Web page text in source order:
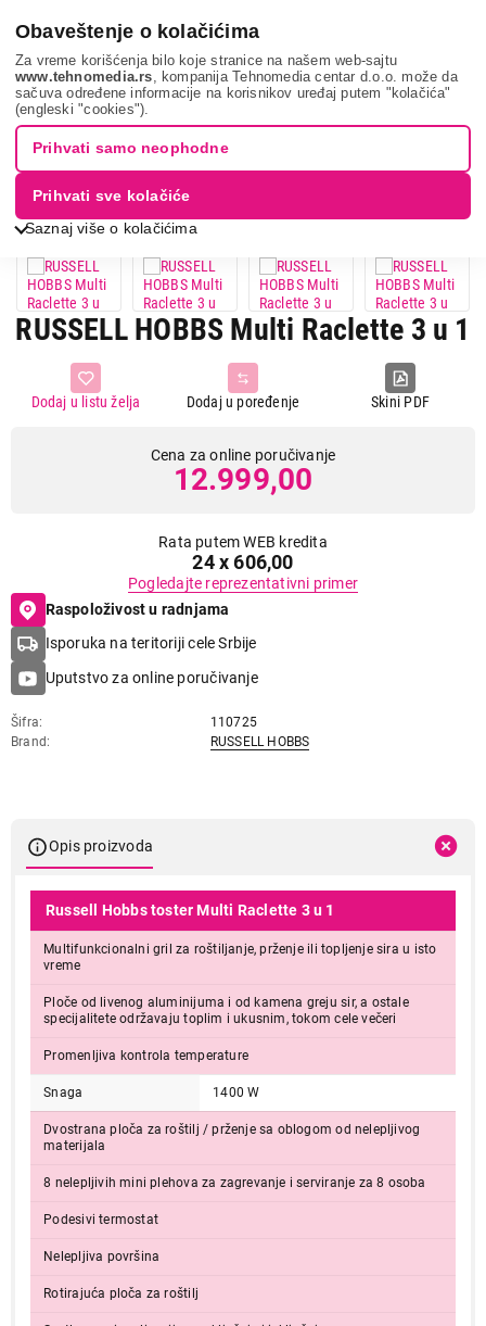
Obaveštenje o kolačićima
Za vreme korišćenja bilo koje stranice na našem web-sajtu
www.tehnomedia.rs , kompanija Tehnomedia centar d.o.o. može da
sačuva određene informacije na korisnikov uređaj putem "kolačića"
(engleski "cookies").
Saznaj više o kolačićima
Prihvati samo neophodne
Prihvati sve kolačiće
Mali kuhinjski aparati Električni roštilji
Električni roštilji sa
ravnom pločom
Russell hobbs m...
RUSSELL HOBBS Multi Raclette 3 u 1
Skini PDF
Dodaj u poređenje
Dodaj u listu želja
Cena za online poručivanje
12.999,00
Rata putem WEB kredita
24 x 606,00
Pogledajte reprezentativni primer
Raspoloživost u radnjama
Isporuka na teritoriji cele Srbije
Uputstvo za online poručivanje
Šifra
110725
Brand
RUSSELL HOBBS
Opis proizvoda
Russell Hobbs toster Multi Raclette 3 u 1
Multifunkcionalni gril za roštiljanje, prženje ili topljenje sira u isto
vreme
Ploče od livenog aluminijuma i od kamena greju sir, a ostale
specijalitete održavaju toplim i ukusnim, tokom cele večeri
Promenljiva kontrola temperature
Snaga 1400 W
Dvostrana ploča za roštilj / prženje sa oblogom od nelepljivog
materijala
8 nelepljivih mini plehova za zagrevanje i serviranje za 8 osoba
Podesivi termostat
Nelepljiva površina
Rotirajuća ploča za roštilj